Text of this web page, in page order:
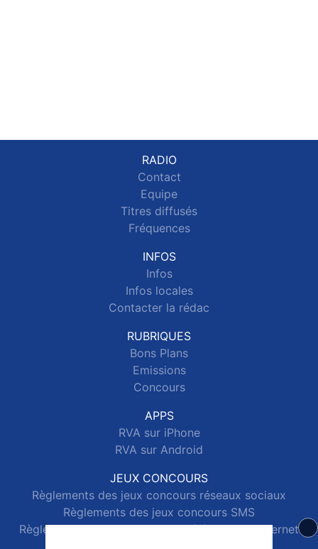
RADIO
Contact
Equipe
Titres diffusés
Fréquences
INFOS
Infos
Infos locales
Contacter la rédac
RUBRIQUES
Bons Plans
Emissions
Concours
APPS
RVA sur iPhone
RVA sur Android
JEUX CONCOURS
Règlements des jeux concours réseaux sociaux
Règlements des jeux concours SMS
Règlements des jeux concours téléphone et internet